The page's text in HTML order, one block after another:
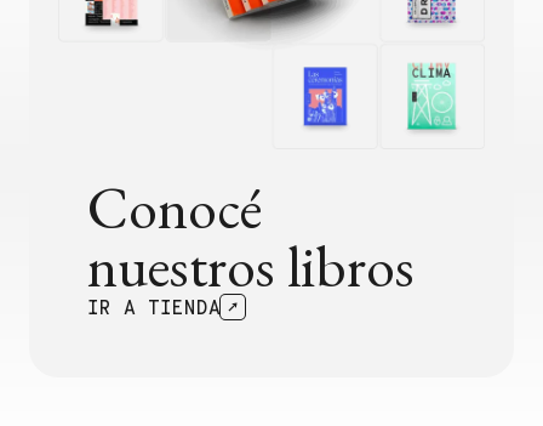
Conocé
nuestros libros
IR A TIENDA